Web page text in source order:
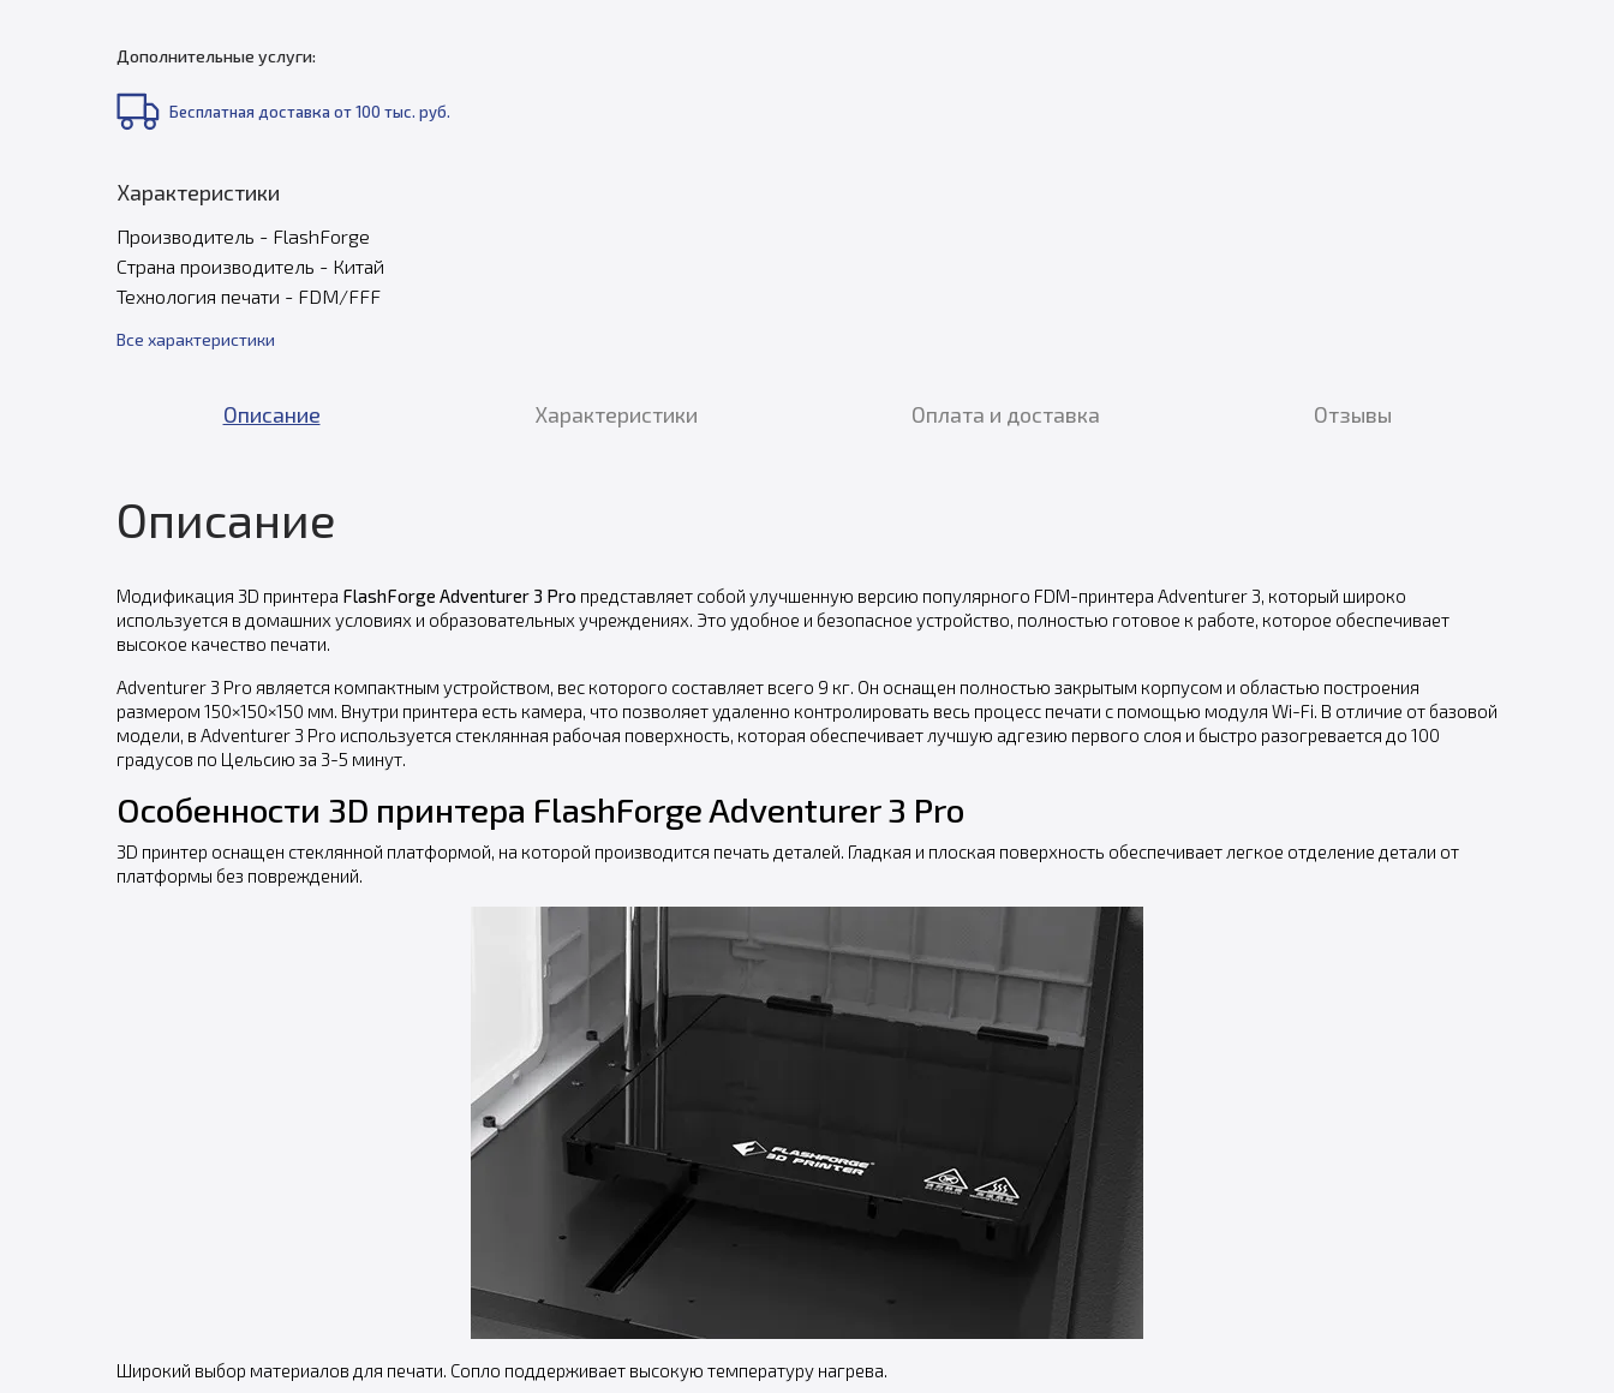
Дополнительные услуги:
Бесплатная доставка от 100 тыс. руб.
Характеристики
Производитель - FlashForge
Страна производитель - Китай
Технология печати - FDM/FFF
Все характеристики
Описание Характеристики Оплата и доставка Отзывы
Описание
Модификация 3D принтера FlashForge Adventurer 3 Pro представляет собой улучшенную версию популярного FDM-принтера Adventurer 3, который широко
используется в домашних условиях и образовательных учреждениях. Это удобное и безопасное устройство, полностью готовое к работе, которое обеспечивает
высокое качество печати.
Adventurer 3 Pro является компактным устройством, вес которого составляет всего 9 кг. Он оснащен полностью закрытым корпусом и областью построения
размером 150×150×150 мм. Внутри принтера есть камера, что позволяет удаленно контролировать весь процесс печати с помощью модуля Wi-Fi. В отличие от базовой
модели, в Adventurer 3 Pro используется стеклянная рабочая поверхность, которая обеспечивает лучшую адгезию первого слоя и быстро разогревается до 100
градусов по Цельсию за 3-5 минут.
Особенности 3D принтера FlashForge Adventurer 3 Pro
3D принтер оснащен стеклянной платформой, на которой производится печать деталей. Гладкая и плоская поверхность обеспечивает легкое отделение детали от
платформы без повреждений.
Широкий выбор материалов для печати. Сопло поддерживает высокую температуру нагрева.